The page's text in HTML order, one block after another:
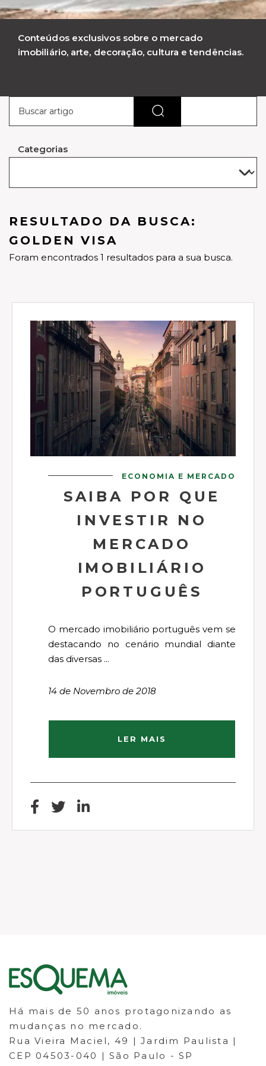
Conteúdos exclusivos sobre o mercado
imobiliário, arte, decoração, cultura e tendências.
Categorias
RESULTADO DA BUSCA:
GOLDEN VISA
Foram encontrados 1 resultados para a sua busca.
ECONOMIA E MERCADO
SAIBA POR QUE
INVESTIR NO
MERCADO
IMOBILIÁRIO
PORTUGUÊS
O mercado imobiliário português vem se
destacando no cenário mundial diante
das diversas ...
14 de Novembro de 2018
LER MAIS
Há mais de 50 anos protagonizando as
mudanças no mercado.
Rua Vieira Maciel, 49 | Jardim Paulista |
CEP 04503-040 | São Paulo - SP